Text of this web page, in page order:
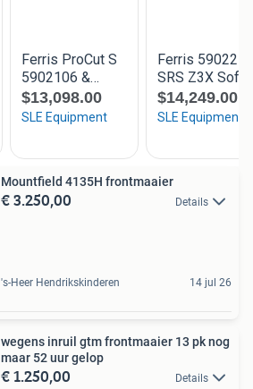
Mountfield 4135H frontmaaier
€ 3.250,00 Details
's-Heer Hendrikskinderen 14 jul 26
wegens inruil gtm frontmaaier 13 pk nog
maar 52 uur gelop
€ 1.250,00 Details